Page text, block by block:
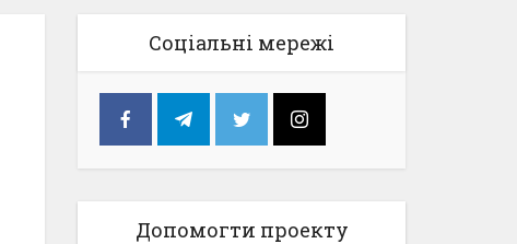
Соціальні мережі
Допомогти проекту